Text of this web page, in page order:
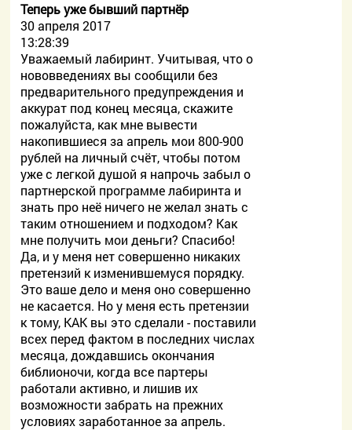
Теперь уже бывший партнёр
30 апреля 2017
13:28:39
Уважаемый лабиринт. Учитывая, что о
нововведениях вы сообщили без
предварительного предупреждения и
аккурат под конец месяца, скажите
пожалуйста, как мне вывести
накопившиеся за апрель мои 800-900
рублей на личный счёт, чтобы потом
уже с легкой душой я напрочь забыл о
партнерской программе лабиринта и
знать про неё ничего не желал знать с
таким отношением и подходом? Как
мне получить мои деньги? Спасибо!
Да, и у меня нет совершенно никаких
претензий к изменившемуся порядку.
Это ваше дело и меня оно совершенно
не касается. Но у меня есть претензии
к тому, КАК вы это сделали - поставили
всех перед фактом в последних числах
месяца, дождавшись окончания
библионочи, когда все партеры
работали активно, и лишив их
возможности забрать на прежних
условиях заработанное за апрель.